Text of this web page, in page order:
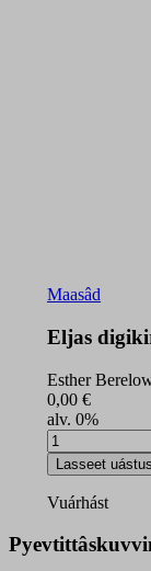
Maasâd
Eljas
Esther
0,00 €
alv. 0%
Eljas
digikirjeh
ja
-
quantity
Lasseet
Vuárhást